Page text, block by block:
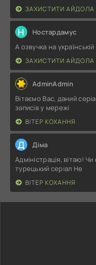
ЗАХИСТИТИ АЙДОЛА
Н Ностардамус
А озвучка на
ЗАХИСТИТИ АЙДОЛА
AdminAdmin
Вітаємо Вас, даний
записів у мережі
ВІТЕР КОХАННЯ
Д Діма
Адміністрація, вітаю!
турецький серіал Не
ВІТЕР КОХАННЯ